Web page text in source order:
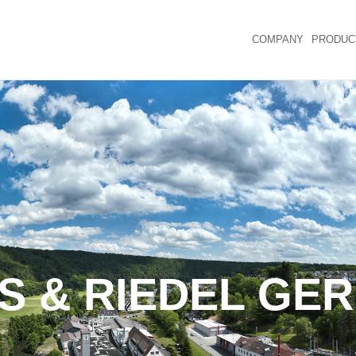
COMPANY
& RIEDEL